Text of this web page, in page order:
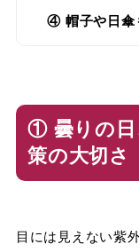
④ 帽子や日傘
① 曇りの日
策の大切さ
目には見えない紫